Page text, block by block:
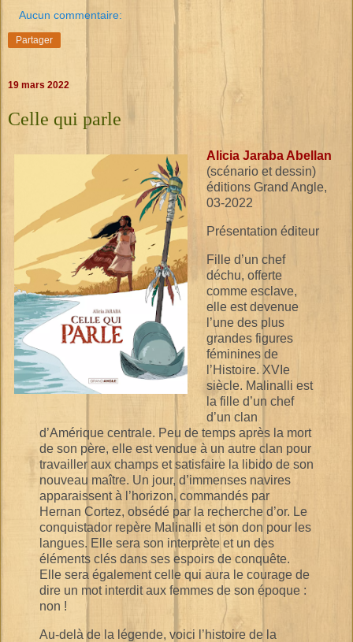
Aucun commentaire:
Partager
19 mars 2022
Celle qui parle
Alicia Jaraba Abellan
(scénario et dessin)
éditions Grand Angle,
03-2022
Présentation éditeur
Fille d’un chef
déchu, offerte
comme esclave,
elle est devenue
l’une des plus
grandes figures
féminines de
l’Histoire. XVIe
siècle. Malinalli est
la fille d’un chef
d’un clan
d’Amérique centrale. Peu de temps après la mort
de son père, elle est vendue à un autre clan pour
travailler aux champs et satisfaire la libido de son
nouveau maître. Un jour, d’immenses navires
apparaissent à l’horizon, commandés par
Hernan Cortez, obsédé par la recherche d’or. Le
conquistador repère Malinalli et son don pour les
langues. Elle sera son interprète et un des
éléments clés dans ses espoirs de conquête.
Elle sera également celle qui aura le courage de
dire un mot interdit aux femmes de son époque :
non !
Au-delà de la légende, voici l’histoire de la